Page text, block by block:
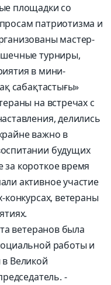
площадки со
патриотизма и
мастер-
турниры,
в мини-
сабақтастығы»
на встречах с
делились
важно в
будущих
короткое время
активное участие
конкурсах, ветераны
ветеранов была
работы и
Великой
-